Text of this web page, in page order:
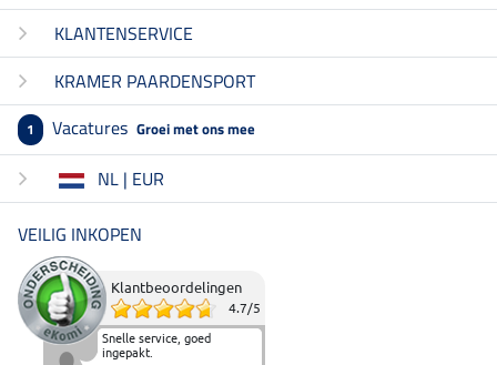
KLANTENSERVICE
KRAMER PAARDENSPORT
1 Vacatures Groei met ons mee
NL | EUR
VEILIG INKOPEN
Klantbeoordelingen
4.7/5
Snelle service, goed
ingepakt.